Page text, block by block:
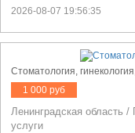
2026-08-07 19:56:35
Cтоматология,
1 000 руб
Ленинградская область /
услуги